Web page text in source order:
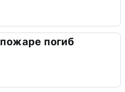
погиб